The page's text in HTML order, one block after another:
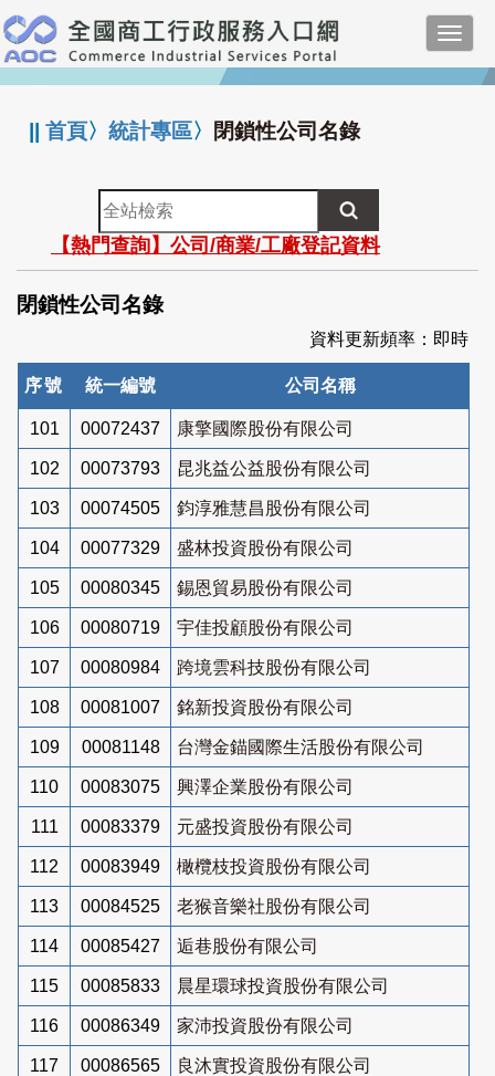
跳
到
主
要
:::
||首頁〉統計專區〉 閉鎖性公司名錄
全
站
檢
索
【熱門查詢】公司/商業/工廠登記資料
閉鎖性公司名錄
資料更新頻率：即時
序號 統一編號 公司名稱
101 00072437 康擎國際股份有限公司
102 00073793 昆兆益公益股份有限公司
103 00074505 鈞淳雅慧昌股份有限公司
104 00077329 盛林投資股份有限公司
105 00080345 錫恩貿易股份有限公司
106 00080719 宇佳投顧股份有限公司
107 00080984 跨境雲科技股份有限公司
108 00081007 銘新投資股份有限公司
109 00081148 台灣金錨國際生活股份有限公司
110 00083075 興澤企業股份有限公司
111 00083379 元盛投資股份有限公司
112 00083949 橄欖枝投資股份有限公司
113 00084525 老猴音樂社股份有限公司
114 00085427 逅巷股份有限公司
115 00085833 晨星環球投資股份有限公司
116 00086349 家沛投資股份有限公司
117 00086565 良沐實投資股份有限公司